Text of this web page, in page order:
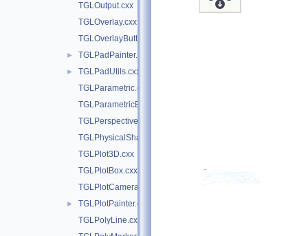
TGLOutput.cxx
TGLOverlay.cxx
TGLOverlayButton.cxx
► TGLPadPainter.cxx
►
TGLPadUtils.cxx
TGLParametric.cxx
TGLParametricEquationGL.cxx
TGLPerspectiveCamera.cxx
TGLPhysicalShape.cxx
TGLPlot3D.cxx
TGLPlotBox.cxx
TGLPlotCamera.cxx
►
TGLPlotPainter.cxx
TGLPolyLine.cxx